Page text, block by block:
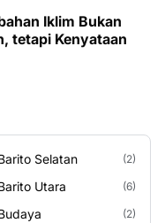
Iklim Bukan
tetapi Kenyataan
Selatan (2)
Utara (6)
(2)